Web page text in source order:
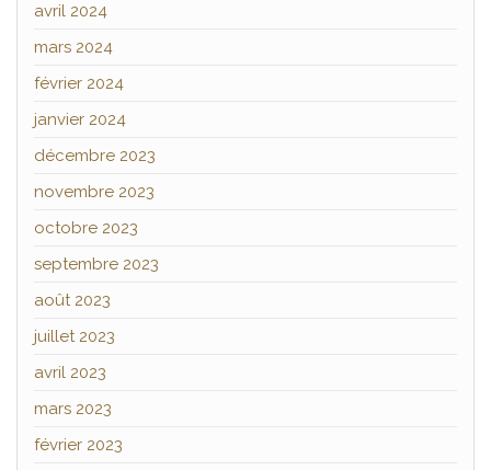
avril 2024
mars 2024
février 2024
janvier 2024
décembre 2023
novembre 2023
octobre 2023
septembre 2023
août 2023
juillet 2023
avril 2023
mars 2023
février 2023